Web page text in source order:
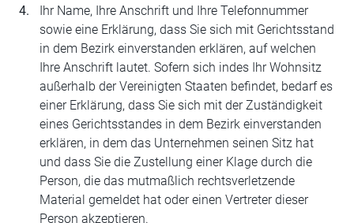
Ihr Name, Ihre Anschrift und Ihre Telefonnummer
sowie eine Erklärung, dass Sie sich mit Gerichtsstand
in dem Bezirk einverstanden erklären, auf welchen
Ihre Anschrift lautet. Sofern sich indes Ihr Wohnsitz
außerhalb der Vereinigten Staaten befindet, bedarf es
einer Erklärung, dass Sie sich mit der Zuständigkeit
eines Gerichtsstandes in dem Bezirk einverstanden
erklären, in dem das Unternehmen seinen Sitz hat
und dass Sie die Zustellung einer Klage durch die
Person, die das mutmaßlich rechtsverletzende
Material gemeldet hat oder einen Vertreter dieser
Person akzeptieren.